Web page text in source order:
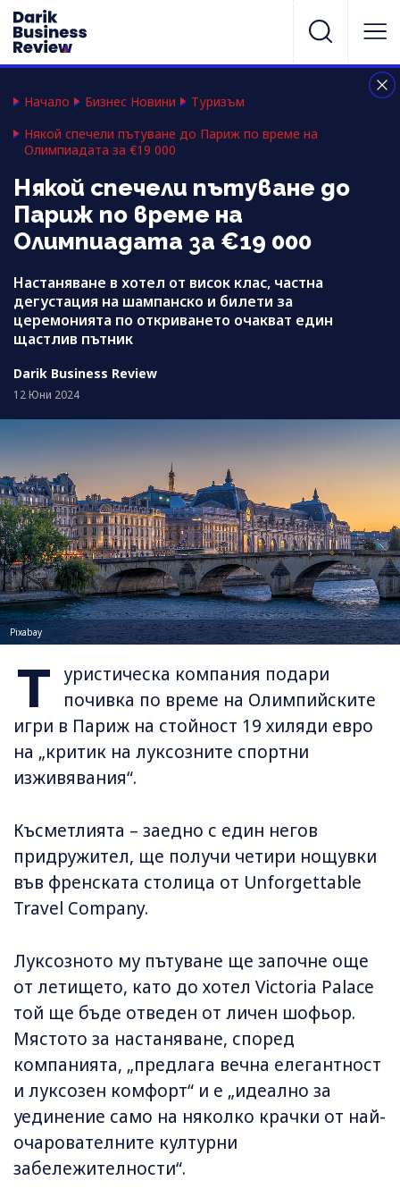
Начало Бизнес Новини
Туризъм
Някой спечели пътуване до Париж по време на
Олимпиадата за €19 000
Някой спечели пътуване до
Париж по време на
Олимпиадата за €19 000
Настаняване в хотел от висок клас, частна
дегустация на шампанско и билети за
церемонията по откриването очакват един
щастлив пътник
Darik Business Review
12 Юни 2024
Pixabay
Т
уристическа компания подари
почивка по време на Олимпийските
игри в Париж на стойност 19 хиляди евро
на „критик на луксозните спортни
изживявания“.
Късметлията – заедно с един негов
придружител, ще получи четири нощувки
във френската столица от Unforgettable
Travel Company.
Луксозното му пътуване ще започне още
от летището, като до хотел Victoria Palace
той ще бъде отведен от личен шофьор.
Мястото за настаняване, според
компанията, „предлага вечна елегантност
и луксозен комфорт“ и е „идеално за
уединение само на няколко крачки от най-
очарователните културни
забележителности“.